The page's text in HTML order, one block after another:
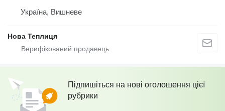
Україна, Вишневе
Нова Теплиця
Підпишіться на нові оголошення цієї
рубрики